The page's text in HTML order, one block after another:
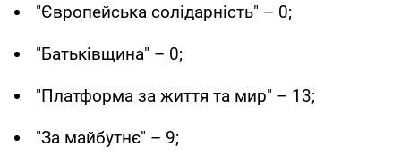
"Європейська солідарність" – 0;
"Батьківщина" – 0;
"Платформа за життя та мир" – 13;
"За майбутнє" – 9;